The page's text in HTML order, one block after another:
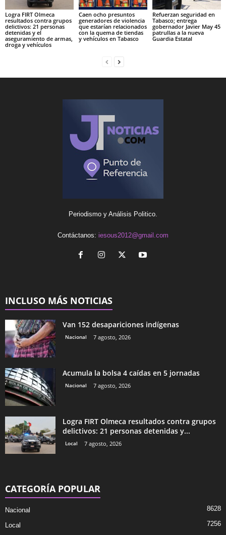
Logra FIRT Olmeca
resultados contra grupos
delictivos: 21 personas
detenidas y el
aseguramiento de armas,
droga y vehículos
Caen ocho presuntos
generadores de violencia
que estarían relacionados
con la quema de tiendas
y vehículos en Tabasco
Refuerzan seguridad en
Tabasco; entrega
gobernador Javier May 45
patrullas a la nueva
Guardia Estatal
Periodismo y Análisis Politico.
Contáctanos: iesous2012@gmail.com
INCLUSO MÁS NOTICIAS
Van 152 desapariciones indígenas
Nacional 7 agosto, 2026
Acumula la bolsa 4 caídas en 5 jornadas
Nacional 7 agosto, 2026
Logra FIRT Olmeca resultados contra grupos
delictivos: 21 personas detenidas y...
Local 7 agosto, 2026
CATEGORÍA POPULAR
Nacional 8628
Local
7256